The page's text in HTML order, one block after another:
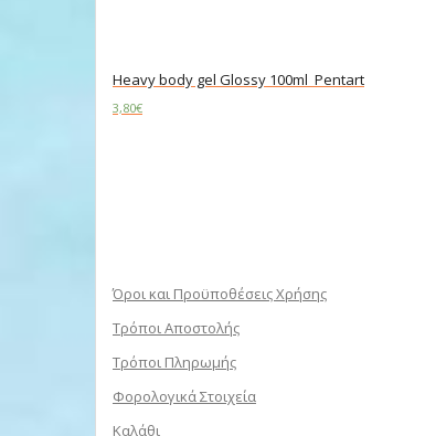
Heavy body gel Glossy 100ml Pentart
3,80€
Όροι και Προϋποθέσεις Χρήσης
Τρόποι Αποστολής
Τρόποι Πληρωμής
Φορολογικά Στοιχεία
Καλάθι